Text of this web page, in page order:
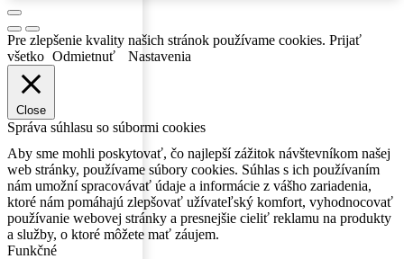
Pre zlepšenie kvality našich stránok používame cookies. Prijať
všetko Odmietnuť Nastavenia
Close
Správa súhlasu so súbormi cookies
Aby sme mohli poskytovať, čo najlepší zážitok návštevníkom našej
web stránky, používame súbory cookies. Súhlas s ich používaním
nám umožní spracovávať údaje a informácie z vášho zariadenia,
ktoré nám pomáhajú zlepšovať užívateľský komfort, vyhodnocovať
používanie webovej stránky a presnejšie cieliť reklamu na produkty
a služby, o ktoré môžete mať záujem.
Funkčné